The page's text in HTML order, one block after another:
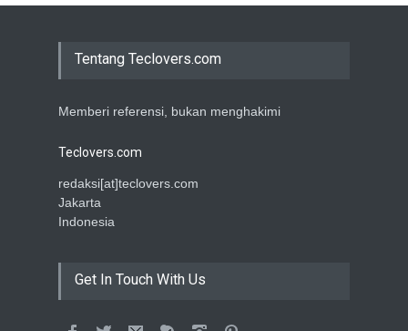
Tentang Teclovers.com
Memberi referensi, bukan menghakimi
Teclovers.com
redaksi[at]teclovers.com
Jakarta
Indonesia
Get In Touch With Us